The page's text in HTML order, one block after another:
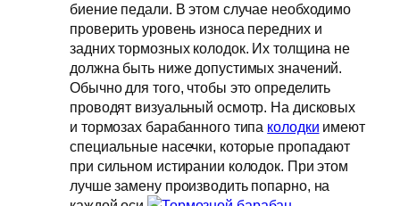
биение педали. В этом случае необходимо
проверить уровень износа передних и
задних тормозных колодок. Их толщина не
должна быть ниже допустимых значений.
Обычно для того, чтобы это определить
проводят визуальный осмотр. На дисковых
и тормозах барабанного типа колодки имеют
специальные насечки, которые пропадают
при сильном истирании колодок. При этом
лучше замену производить попарно, на